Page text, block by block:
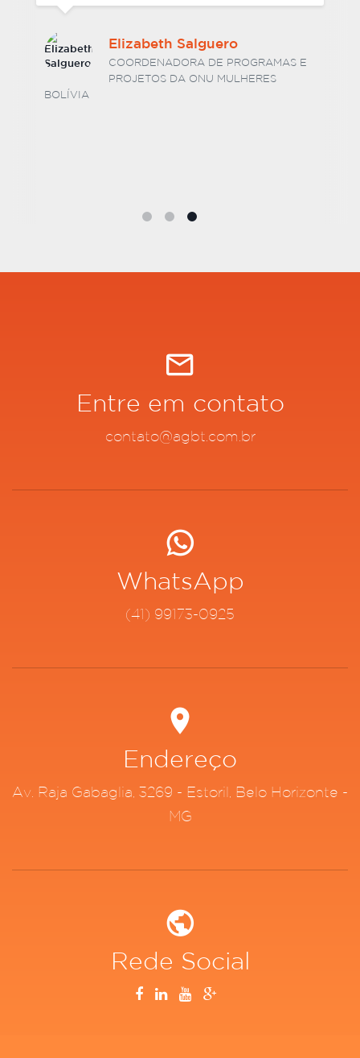
Elizabeth Salguero
COORDENADORA DE PROGRAMAS E
PROJETOS DA ONU MULHERES
BOLÍVIA
Entre em contato
contato@agbt.com.br
WhatsApp
(41) 99173-0925
Endereço
Av. Raja Gabaglia, 3269 - Estoril, Belo Horizonte -
MG
Rede Social